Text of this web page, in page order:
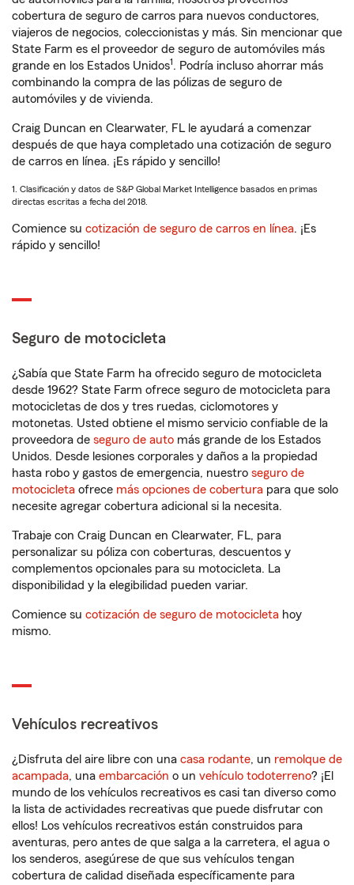
cobertura de seguro de carros para nuevos conductores,
viajeros de negocios, coleccionistas y más. Sin mencionar que
State Farm es el proveedor de seguro de automóviles más
grande en los Estados Unidos1. Podría incluso ahorrar más
combinando la compra de las pólizas de seguro de
automóviles y de vivienda.
Craig Duncan en Clearwater, FL le ayudará a comenzar
después de que haya completado una cotización de seguro
de carros en línea. ¡Es rápido y sencillo!
1. Clasificación y datos de S&P Global Market Intelligence basados en primas
directas escritas a fecha del 2018.
Comience su cotización de seguro de carros en línea. ¡Es
rápido y sencillo!
Seguro de motocicleta
¿Sabía que State Farm ha ofrecido seguro de motocicleta
desde 1962? State Farm ofrece seguro de motocicleta para
motocicletas de dos y tres ruedas, ciclomotores y
motonetas. Usted obtiene el mismo servicio confiable de la
proveedora de seguro de auto más grande de los Estados
Unidos. Desde lesiones corporales y daños a la propiedad
hasta robo y gastos de emergencia, nuestro seguro de
motocicleta ofrece más opciones de cobertura para que solo
necesite agregar cobertura adicional si la necesita.
Trabaje con Craig Duncan en Clearwater, FL, para
personalizar su póliza con coberturas, descuentos y
complementos opcionales para su motocicleta. La
disponibilidad y la elegibilidad pueden variar.
Comience su cotización de seguro de motocicleta hoy
mismo.
Vehículos recreativos
¿Disfruta del aire libre con una casa rodante, un remolque de
acampada, una embarcación o un vehículo todoterreno? ¡El
mundo de los vehículos recreativos es casi tan diverso como
la lista de actividades recreativas que puede disfrutar con
ellos! Los vehículos recreativos están construidos para
aventuras, pero antes de que salga a la carretera, el agua o
los senderos, asegúrese de que sus vehículos tengan
cobertura de calidad diseñada específicamente para